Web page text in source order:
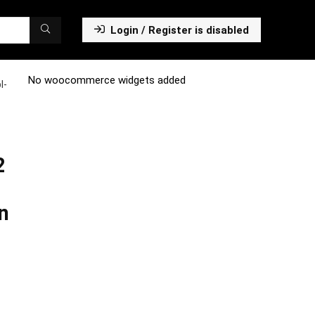
Login / Register is disabled
No woocommerce widgets added